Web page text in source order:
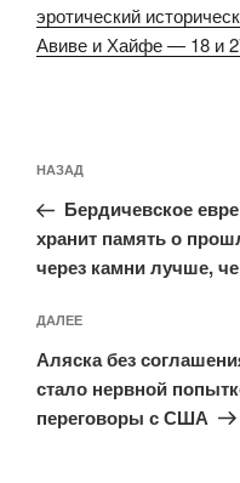
эротический
Авиве и Хайфе — 18 и
по
записям
Предыдущая
запись:
НАЗАД
Бердичевское
хранит память о
через камни лучше,
Следующая
запись
ДАЛЕЕ
Аляска без
стало нервной
переговоры с США